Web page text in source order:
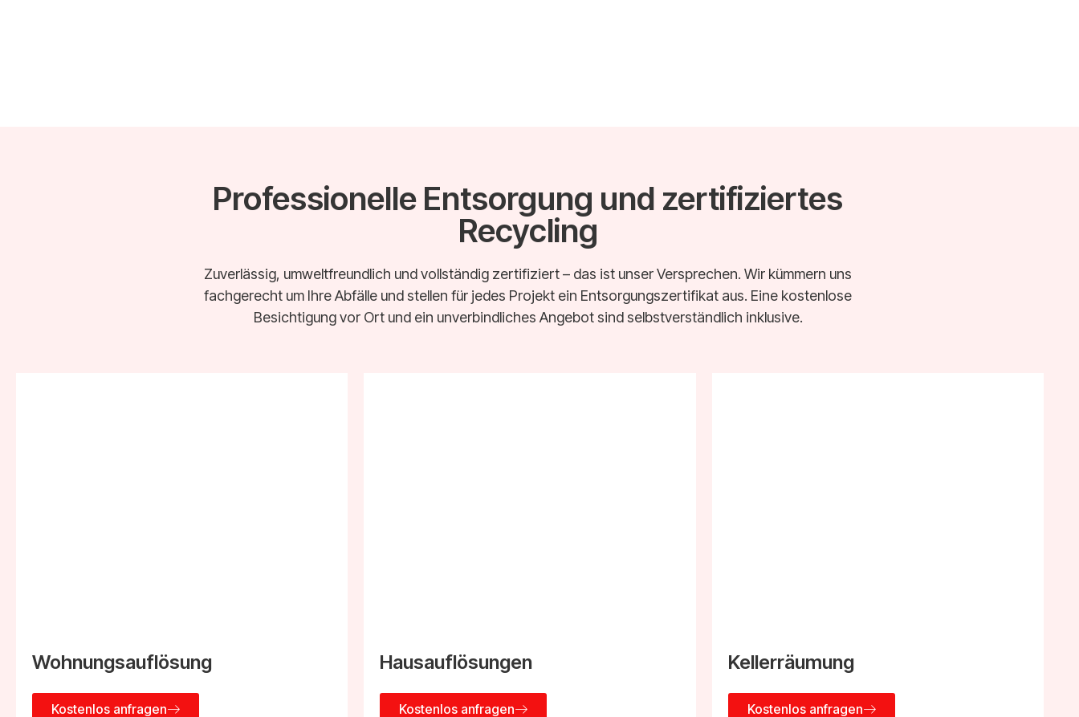
Professionelle Entsorgung und zertifiziertes
Recycling
Zuverlässig, umweltfreundlich und vollständig zertifiziert – das ist unser Versprechen. Wir kümmern uns
fachgerecht um Ihre Abfälle und stellen für jedes Projekt ein Entsorgungszertifikat aus. Eine kostenlose
Besichtigung vor Ort und ein unverbindliches Angebot sind selbstverständlich inklusive.
Wohnungsauflösung
Kostenlos anfragen
Hausauflösungen
Kostenlos anfragen
Kellerräumung
Kostenlos anfragen